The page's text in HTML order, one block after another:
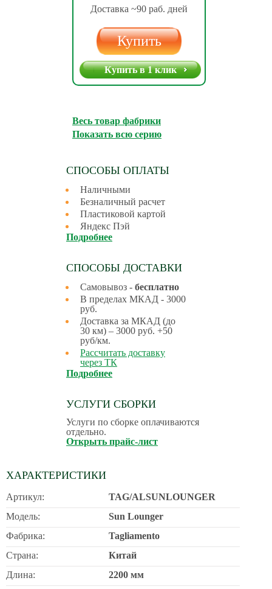
Доставка ~90 раб. дней
Купить
Купить в 1 клик
Весь товар фабрики
Показать всю серию
СПОСОБЫ ОПЛАТЫ
Наличными
Безналичный расчет
Пластиковой картой
Яндекс Пэй
Подробнее
СПОСОБЫ ДОСТАВКИ
Самовывоз - бесплатно
В пределах МКАД - 3000
руб.
Доставка за МКАД (до
30 км) – 3000 руб. +50
руб/км.
Рассчитать доставку
через ТК
Подробнее
УСЛУГИ СБОРКИ
Услуги по сборке оплачиваются
отдельно.
Открыть прайс-лист
ХАРАКТЕРИСТИКИ
Артикул:
TAG/ALSUNLOUNGER
Модель:
Sun Lounger
Фабрика:
Tagliamento
Страна:
Китай
Длина:
2200 мм